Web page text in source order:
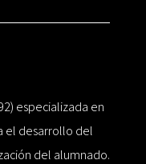
especializada en
el desarrollo del
del alumnado.